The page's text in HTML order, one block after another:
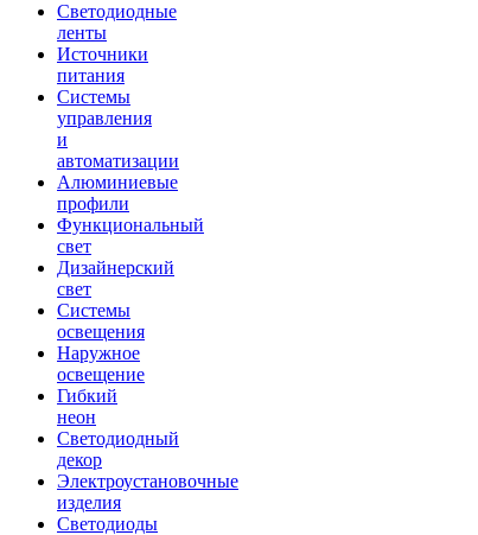
Светодиодные
ленты
Источники
питания
Системы
управления
и
автоматизации
Алюминиевые
профили
Функциональный
свет
Дизайнерский
свет
Системы
освещения
Наружное
освещение
Гибкий
неон
Светодиодный
декор
Электроустановочные
изделия
Светодиоды